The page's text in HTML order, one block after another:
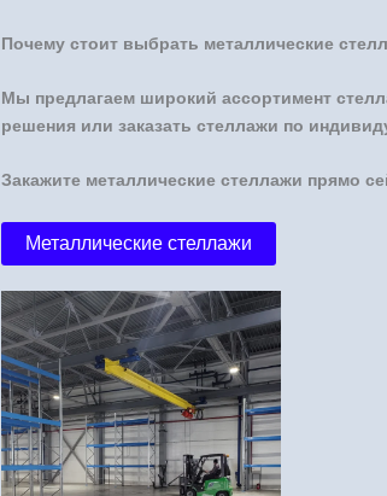
Почему стоит выбрать металлические
Мы предлагаем широкий ассортимент
решения или заказать стеллажи по
Закажите металлические стеллажи прямо
Металлические стеллажи